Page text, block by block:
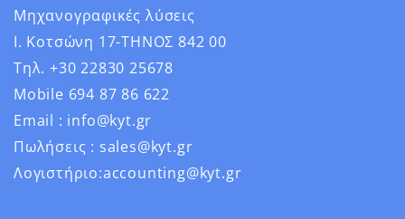
Μηχανογραφικές λύσεις
Ι. Κοτσώνη 17-ΤΗΝΟΣ 842 00
Τηλ. +30 22830 25678
Mobile 694 87 86 622
Email : info@kyt.gr
Πωλήσεις : sales@kyt.gr
Λογιστήριο:accounting@kyt.gr